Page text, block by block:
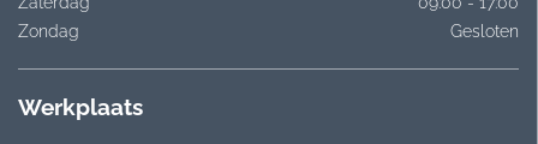
Zondag
Gesloten
Werkplaats